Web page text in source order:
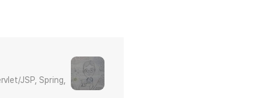
JSP, Spring,